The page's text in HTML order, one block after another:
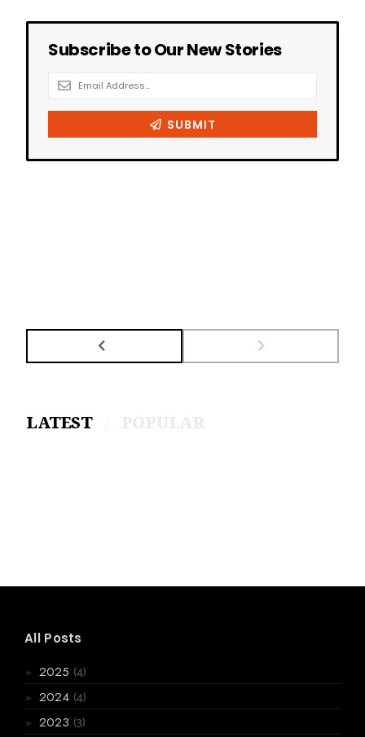
LATEST
All Posts
► 2025 (4)
► 2024 (4)
► 2023 (3)